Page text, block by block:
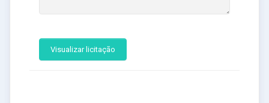
Visualizar licitação